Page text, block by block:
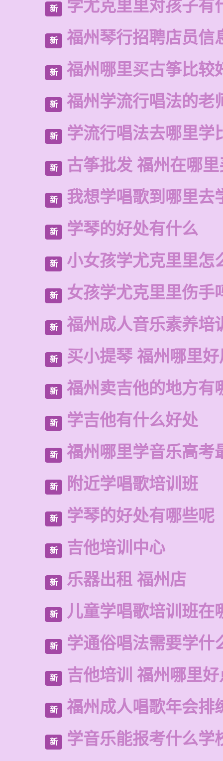
新 学尤克里里对孩子有
新 福州琴行招聘店员信
新 福州哪里买古筝比较
新 福州学流行唱法的老
新 学流行唱法去哪里学
新 古筝批发 福州在哪
新 我想学唱歌到哪里去
新 学琴的好处有什么
新 小女孩学尤克里里怎
新 女孩学尤克里里伤手
新 福州成人音乐素养培
新 买小提琴 福州哪里
新 福州卖吉他的地方有
新 学吉他有什么好处
新 福州哪里学音乐高考
新 附近学唱歌培训班
新 学琴的好处有哪些呢
新 吉他培训中心
新 乐器出租 福州店
新 儿童学唱歌培训班在
新 学通俗唱法需要学什
新 吉他培训 福州哪里好
新 福州成人唱歌年会排
新 学音乐能报考什么学